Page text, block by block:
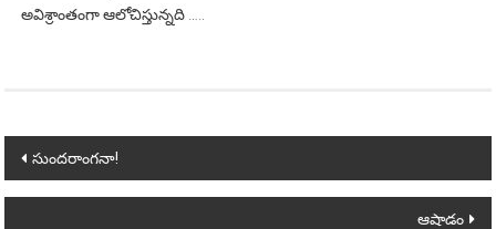
అవిశ్రాంతంగా ఆలోచిస్తున్నది …..
Post
navigation
సుందరాంగనా!
ఆషాడం